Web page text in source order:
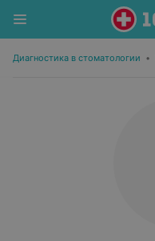
Диагностика в стоматологии •